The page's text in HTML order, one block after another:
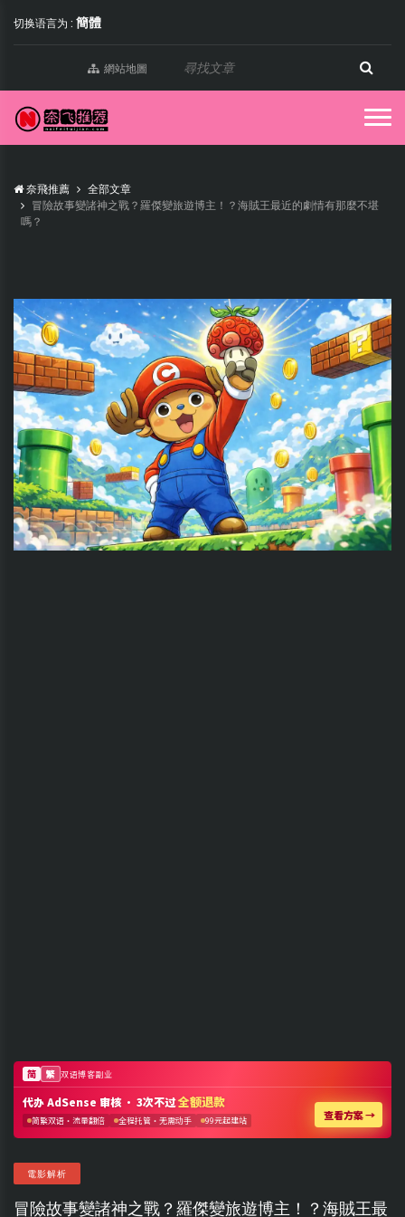
切换语言为 : 簡體
網站地圖
奈飛推薦
全部文章
冒險故事變諸神之戰？羅傑變旅遊博主！？海賊王最近的劇情有那麼不堪
嗎？
電影解析
冒險故事變諸神之戰？羅傑變旅遊博主！？海賊王最